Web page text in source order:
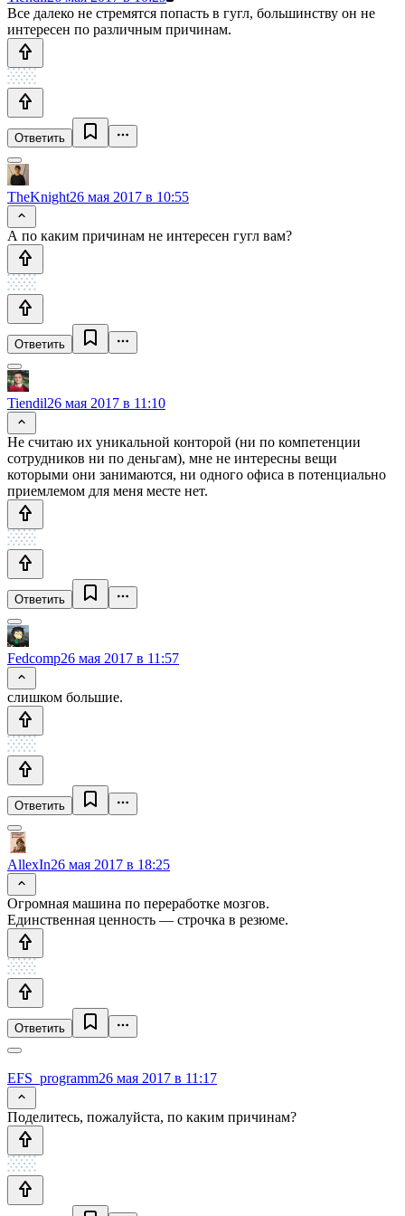
Все далеко не стремятся попасть в гугл, большинству он не
интересен по различным причинам.
Ответить
TheKnight26 мая 2017 в 10:55
А по каким причинам не интересен гугл вам?
Ответить
Tiendil26 мая 2017 в 11:10
Не считаю их уникальной конторой (ни по компетенции
сотрудников ни по деньгам), мне не интересны вещи
которыми они занимаются, ни одного офиса в потенциально
приемлемом для меня месте нет.
Ответить
Fedcomp26 мая 2017 в 11:57
слишком большие.
Ответить
AllexIn26 мая 2017 в 18:25
Огромная машина по переработке мозгов.
Единственная ценность — строчка в резюме.
Ответить
EFS_programm26 мая 2017 в 11:17
Поделитесь, пожалуйста, по каким причинам?